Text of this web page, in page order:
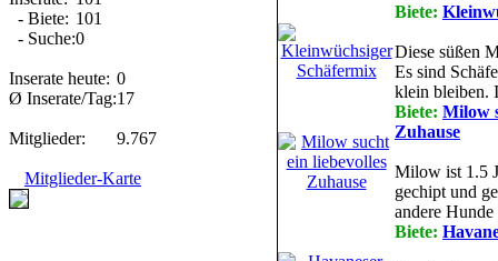
- Biete: 101
- Suche:0
Inserate heute: 0
Ø Inserate/Tag:17
Mitglieder: 9.767
Mitglieder-Karte
Biete:
Diese süßen
Es sind
klein bleiben.
Biete: Milow
Zuhause
Milow ist 1.5
gechipt und
andere
Biete: